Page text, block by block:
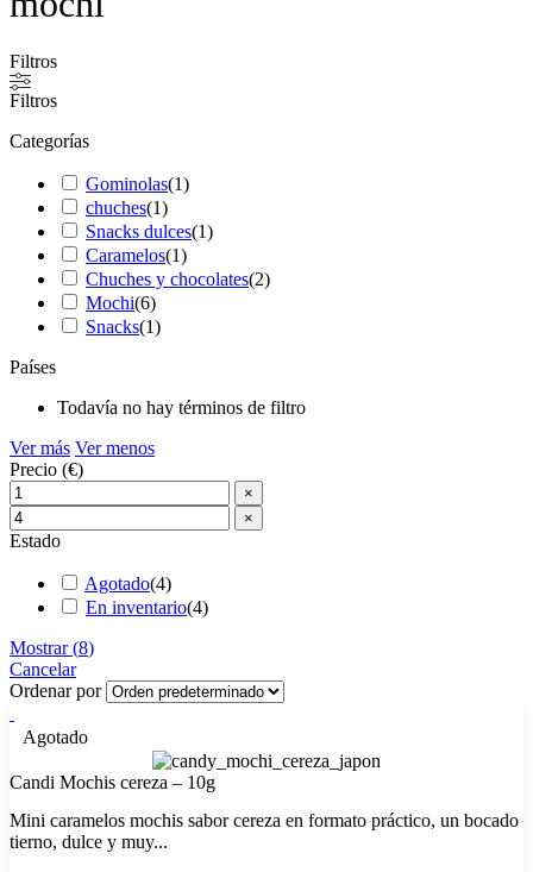
Filtros
Filtros
Categorías
Gominolas(1)
chuches(1)
Snacks dulces(1)
Caramelos(1)
Chuches y chocolates(2)
Mochi(6)
Snacks(1)
Países
Todavía no hay términos de filtro
Ver más Ver menos
Precio (€)
×
×
Estado
Agotado(4)
En inventario(4)
Mostrar(8)
Cancelar
Ordenar por
Agotado
Candi Mochis cereza – 10g
Mini caramelos mochis sabor cereza en formato práctico, un bocado
tierno, dulce y muy...